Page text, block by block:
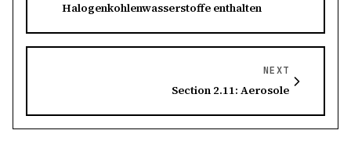
Halogenkohlenwasserstoffe enthalten
NEXT
Section 2.11: Aerosole